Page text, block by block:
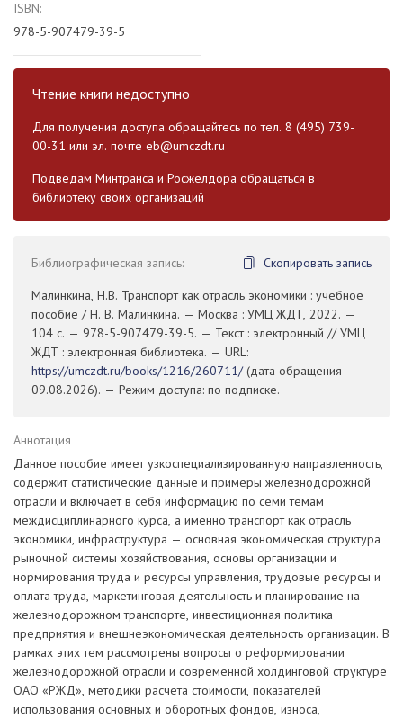
ISBN:
978-5-907479-39-5
Чтение книги недоступно
Для получения доступа обращайтесь по тел. 8 (495) 739-
00-31 или эл. почте eb@umczdt.ru
Подведам Минтранса и Росжелдора обращаться в
библиотеку своих организаций
Библиографическая запись:
Скопировать запись
Малинкина, Н.В. Транспорт как отрасль экономики : учебное
пособие / Н. В. Малинкина. — Москва : УМЦ ЖДТ, 2022. —
104 с. — 978-5-907479-39-5. — Текст : электронный // УМЦ
ЖДТ : электронная библиотека. — URL:
https://umczdt.ru/books/1216/260711/(дата обращения
09.08.2026). — Режим доступа: по подписке.
Аннотация
Данное пособие имеет узкоспециализированную направленность,
содержит статистические данные и примеры железнодорожной
отрасли и включает в себя информацию по семи темам
междисциплинарного курса, а именно транспорт как отрасль
экономики, инфраструктура — основная экономическая структура
рыночной системы хозяйствования, основы организации и
нормирования труда и ресурсы управления, трудовые ресурсы и
оплата труда, маркетинговая деятельность и планирование на
железнодорожном транспорте, инвестиционная политика
предприятия и внешнеэкономическая деятельность организации. В
рамках этих тем рассмотрены вопросы о реформировании
железнодорожной отрасли и современной холдинговой структуре
ОАО «РЖД», методики расчета стоимости, показателей
использования основных и оборотных фондов, износа,